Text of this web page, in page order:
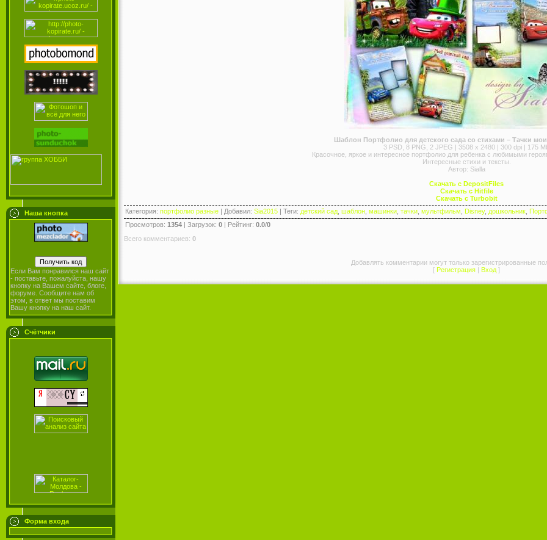
Наша кнопка
Если Вам понравился наш сайт
- поставьте, пожалуйста, нашу
кнопку на Вашем сайте, блоге,
форуме. Сообщите нам об
этом, в ответ мы поставим
Вашу кнопку на наш сайт.
Счётчики
Форма входа
Шаблон Портфолио для детского сада со стихами – Тачки
3 PSD, 8 PNG, 2 JPEG | 3508 x 2480 | 300 dpi | 175
Красочное, яркое и интересное портфолио для ребенка с любимыми
Интересные стихи и тексты.
Автор: Sialla
Скачать с DepositFiles
Скачать с Hitfile
Скачать с Turbobit
Категория: портфолио разные | Добавил: Sia2015 | Теги: детский сад шаблон машинки тачки мультфильм Disney, дошкольник
Просмотров: 1354 | Загрузок: 0 | Рейтинг: 0.0/0
Всего комментариев: 0
Добавлять комментарии могут только зарегистрированные
[ Регистрация | Вход ]